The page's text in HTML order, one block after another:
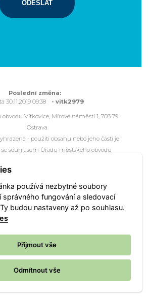
ODESLAT
Poslední změna:
30.11.2019 09:38
- vitk2979
Vítkovice, Mírové náměstí 1, 703 79
Ostrava
- použití obsahu nebo jeho částí je
souhlasem Úřadu městského obvodu
jsou ve správě společnosti
Přístupnost Kontakt Webmaster
Vyhledat Nastavení cookies
používá nezbytné soubory
správného fungování a sledovací
budou nastaveny až po souhlasu.
Přijmout vše
Odmítnout vše